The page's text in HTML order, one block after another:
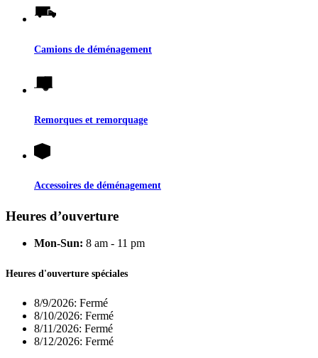
Camions de déménagement
Remorques et remorquage
Accessoires de déménagement
Heures d’ouverture
Mon-Sun: 8 am - 11 pm
Heures d'ouverture spéciales
8/9/2026: Fermé
8/10/2026: Fermé
8/11/2026: Fermé
8/12/2026: Fermé